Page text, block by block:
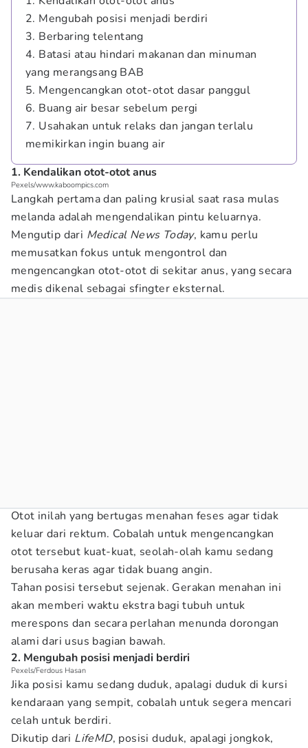
2. Mengubah posisi menjadi berdiri
3. Berbaring telentang
4. Batasi atau hindari makanan dan minuman
yang merangsang BAB
5. Mengencangkan otot-otot dasar panggul
6. Buang air besar sebelum pergi
7. Usahakan untuk relaks dan jangan terlalu
memikirkan ingin buang air
1. Kendalikan otot-otot anus
Pexels/www.kaboompics.com
Langkah pertama dan paling krusial saat rasa mulas
melanda adalah mengendalikan pintu keluarnya.
Mengutip dari Medical News Today, kamu perlu
memusatkan fokus untuk mengontrol dan
mengencangkan otot-otot di sekitar anus, yang secara
medis dikenal sebagai sfingter eksternal.
Otot inilah yang bertugas menahan feses agar tidak
keluar dari rektum. Cobalah untuk mengencangkan
otot tersebut kuat-kuat, seolah-olah kamu sedang
berusaha keras agar tidak buang angin.
Tahan posisi tersebut sejenak. Gerakan menahan ini
akan memberi waktu ekstra bagi tubuh untuk
merespons dan secara perlahan menunda dorongan
alami dari usus bagian bawah.
2. Mengubah posisi menjadi berdiri
Pexels/Ferdous Hasan
Jika posisi kamu sedang duduk, apalagi duduk di kursi
kendaraan yang sempit, cobalah untuk segera mencari
celah untuk berdiri.
Dikutip dari LifeMD, posisi duduk, apalagi jongkok,